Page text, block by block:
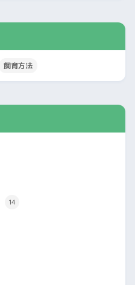
飼育方法
14